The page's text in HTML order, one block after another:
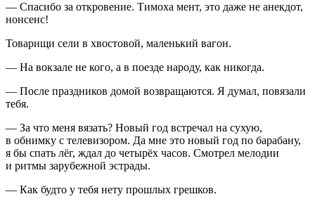
— Спасибо за откровение. Тимоха мент, это даже не анекдот,
нонсенс!
Товарищи сели в хвостовой, маленький вагон.
— На вокзале не кого, а в поезде народу, как никогда.
— После праздников домой возвращаются. Я думал, повязали
тебя.
— За что меня вязать? Новый год встречал на сухую,
в обнимку с телевизором. Да мне это новый год по барабану,
я бы спать лёг, ждал до четырёх часов. Смотрел мелодии
и ритмы зарубежной эстрады.
— Как будто у тебя нету прошлых грешков.